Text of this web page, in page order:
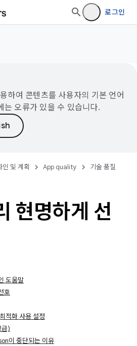
로그인
하여 콘텐츠를 사용자의 기본 언어
는 오류가 있을 수 있습니다.
인 및 계획 App quality 기술 품질
현명하게 선
도움말
호
적화 사용 설정
급)
이 중단되는 이유